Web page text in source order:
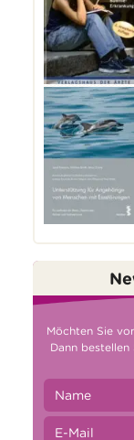
Möchten Sie
Dann